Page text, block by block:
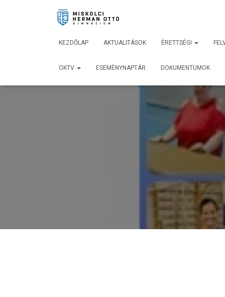
KEZDŐLAP AKTUALITÁSOK ÉRETTSÉGI
OKTV ESEMÉNYNAPTÁR DOKUMENTUMOK